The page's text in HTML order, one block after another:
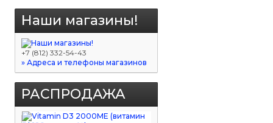
Наши магазины!
+7 (812) 332-54-43
» Адреса и телефоны магазинов
РАСПРОДАЖА